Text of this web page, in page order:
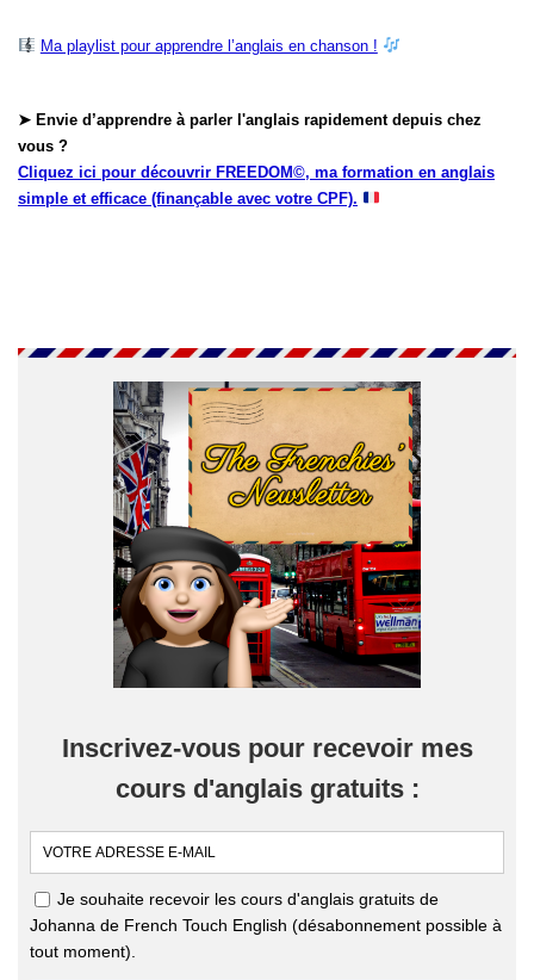
Ma playlist pour apprendre l’anglais en chanson !
➤ Envie d’apprendre à parler l'anglais rapidement depuis chez
vous ?
Cliquez ici pour découvrir FREEDOM©, ma formation en anglais
simple et efficace (finançable avec votre CPF).